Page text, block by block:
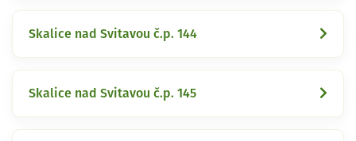
Skalice nad Svitavou č.p. 144
Skalice nad Svitavou č.p. 145